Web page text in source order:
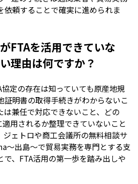
依頼することで確実に進められま
FTAを活用できていな
理由は何ですか？
定の存在は知っていても原産地規
証明書の取得手続きがわからないこ
は兼任で対応できないこと、どの
用されるか整理できていないこと
ジェトロや商工会議所の無料相談サ
～出島～で貿易実務を専門とする支
、FTA活用の第一歩を踏み出しや